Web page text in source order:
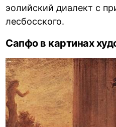
эолийский диалект с
лесбосского.
Сапфо в картинах